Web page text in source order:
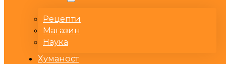
Рецепти
Магазин
Наука
Хуманост